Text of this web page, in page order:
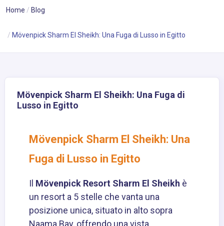
Home Blog
Mövenpick Sharm El Sheikh: Una Fuga di Lusso in Egitto
Mövenpick Sharm El Sheikh: Una Fuga di
Lusso in Egitto
Mövenpick Sharm El Sheikh: Una
Fuga di Lusso in Egitto
Il Mövenpick Resort Sharm El Sheikh è
un resort a 5 stelle che vanta una
posizione unica, situato in alto sopra
Naama Bay, offrendo una vista